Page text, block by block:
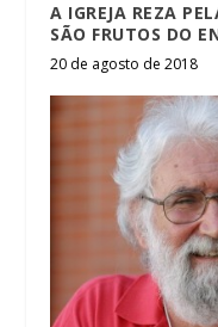
A IGREJA REZA
SÃO FRUTOS DO
20 de agosto de 2018